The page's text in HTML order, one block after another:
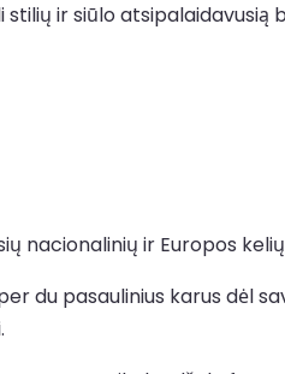
ir siūlo
nacionalinių ir Europos
du pasaulinius karus dėl